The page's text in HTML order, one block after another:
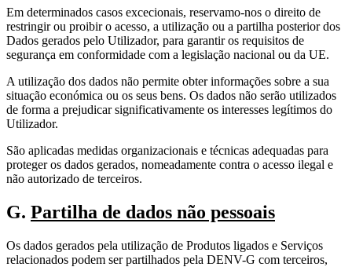
Em determinados casos excecionais, reservamo-nos o direito de
restringir ou proibir o acesso, a utilização ou a partilha posterior dos
Dados gerados pelo Utilizador, para garantir os requisitos de
segurança em conformidade com a legislação nacional ou da UE.
A utilização dos dados não permite obter informações sobre a sua
situação económica ou os seus bens. Os dados não serão utilizados
de forma a prejudicar significativamente os interesses legítimos do
Utilizador.
São aplicadas medidas organizacionais e técnicas adequadas para
proteger os dados gerados, nomeadamente contra o acesso ilegal e
não autorizado de terceiros.
G. Partilha de dados não pessoais
Os dados gerados pela utilização de Produtos ligados e Serviços
relacionados podem ser partilhados pela DENV-G com terceiros,